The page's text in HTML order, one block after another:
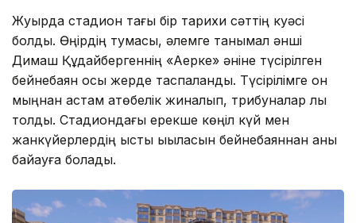
Жуырда стадион тағы бір тарихи сәттің куәсі
болды. Өңірдің тумасы, әлемге танымал әнші
Димаш Құдайбергеннің «Ақерке» әніне түсірілген
бейнебаян осы жерде таспаланды. Түсірілімге он
мыңнан астам ақтөбелік жиналып, трибуналар лық
толды. Стадиондағы ерекше көңіл күй мен
жанкүйерлердің ыстық ықыласын бейнебаяннан анық
байқауға болады.